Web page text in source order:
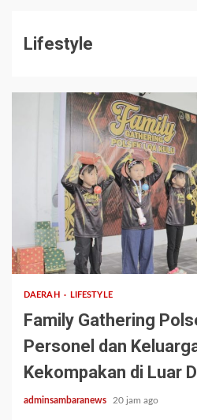
Lifestyle
1 min read
DAERAH LIFESTYLE
Family Gathering
Personel dan
Kekompakan di Luar
adminsambaranews 20 jam ago